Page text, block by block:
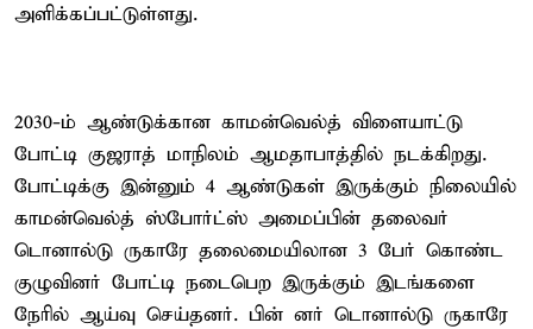
அளிக்கப்பட்டுள்ளது.
2030-ம் ஆண்டுக்கான காமன்வெல்த் விளையாட்டு
போட்டி குஜராத் மாநிலம் ஆமதாபாத்தில் நடக்கிறது.
போட்டிக்கு இன்னும் 4 ஆண்டுகள் இருக்கும் நிலையில்
காமன்வெல்த் ஸ்போர்ட்ஸ் அமைப்பின் தலைவர்
டொனால்டு ருகாரே தலைமையிலான 3 பேர் கொண்ட
குழுவினர் போட்டி நடைபெற இருக்கும் இடங்களை
நேரில் ஆய்வு செய்தனர். பின் னர் டொனால்டு ருகாரே